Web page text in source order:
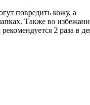
повредить кожу, а
Также во
2 раза в